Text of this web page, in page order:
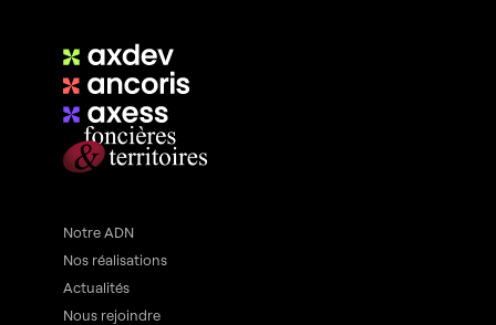
Notre ADN
Nos réalisations
Actualités
Nous rejoindre